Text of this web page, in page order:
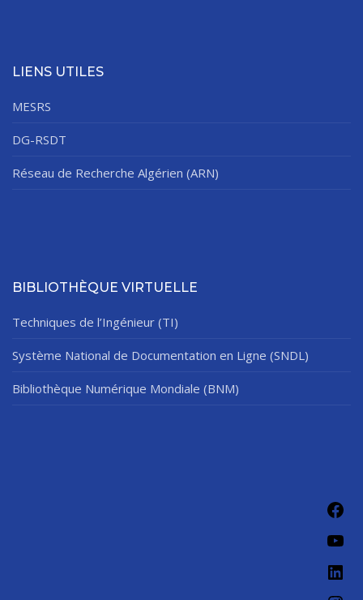
LIENS UTILES
MESRS
DG-RSDT
Réseau de Recherche Algérien (ARN)
BIBLIOTHÈQUE VIRTUELLE
Techniques de l’Ingénieur (TI)
Système National de Documentation en Ligne (SNDL)
Bibliothèque Numérique Mondiale (BNM)